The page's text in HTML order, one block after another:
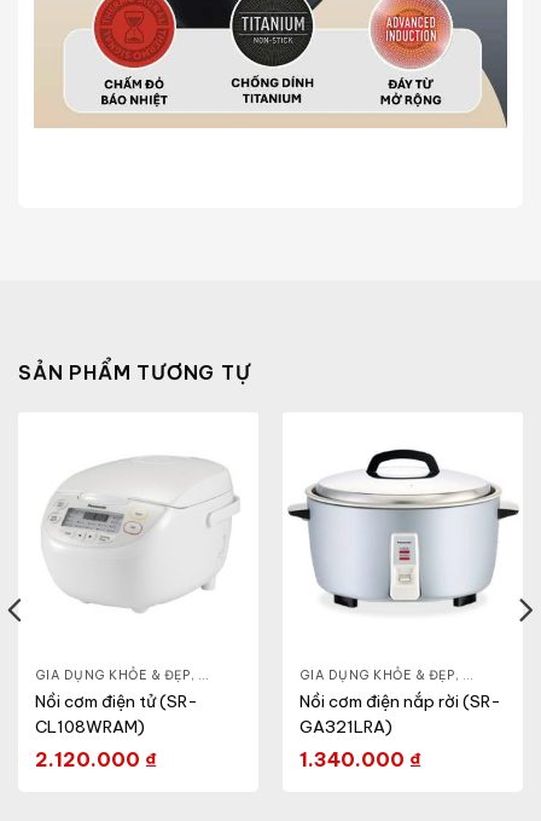
SẢN PHẨM TƯƠNG TỰ
GIA DỤNG KHỎE & ĐẸP, NỒI - ẤM - CA - BÌNH, NỒI CƠM ĐIỆN
Nồi cơm điện tử (SR-
CL108WRAM)
2.120.000 ₫
GIA DỤNG KHỎE & ĐẸP, NỒI - ẤM -
Nồi cơm điện nắp rời (SR-
GA321LRA)
1.340.000 ₫
,LÒ VI SÓNG